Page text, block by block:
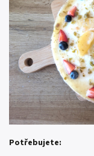
Potřebujete: